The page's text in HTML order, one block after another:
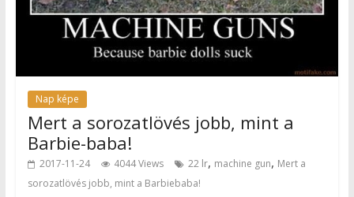
Nap képe
Mert a sorozatlövés jobb, mint a
Barbie-baba!
2017-11-24 4044 Views 22 lr, machine gun, Mert a
sorozatlövés jobb, mint a Barbiebaba!